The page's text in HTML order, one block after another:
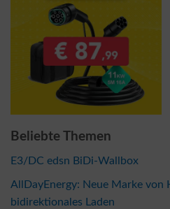
Beliebte Themen
E3/DC edsn BiDi-Wallbox
AllDayEnergy: Neue Marke von
bidirektionales Laden